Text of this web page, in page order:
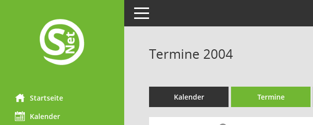
Startseite
Kalender
Toggle navigation
Termine 2004
Kalender Termine